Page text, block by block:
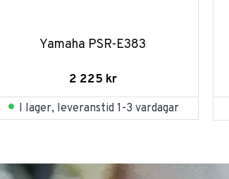
Yamaha PSR-E383
2 225 kr
I lager, leveranstid 1-3 vardagar